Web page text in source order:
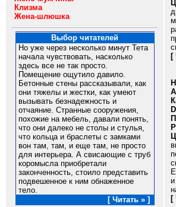
Клизма
Жена-шлюшка
Выбор читателей
Но уже через несколько минут Тета
начала чувствовать, насколько
здесь все не так просто.
Помещение ощутило давило.
Бетонные стены рассказывали, как
они тяжелы и жестки, как умеют
вызывать безнадежность и
отчаяние. Странные сооружения,
похожие на мебель, давали понять,
что они далеко не столы и стулья,
что кольца и браслеты с замками
вон там, там, и еще там, не просто
для интерьера. А свисающие с труб
коромысла приобретали
законченность, стоило представить
подвешенное к ним обнаженное
тело.
[ Читать » ]
[
[